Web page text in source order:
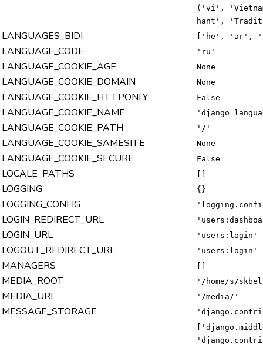
('vi',
hant',
LANGUAGES_BIDI ['he', 'ar',
LANGUAGE_CODE 'ru'
LANGUAGE_COOKIE_AGE None
LANGUAGE_COOKIE_DOMAIN None
LANGUAGE_COOKIE_HTTPONLY False
LANGUAGE_COOKIE_NAME
LANGUAGE_COOKIE_PATH '/'
LANGUAGE_COOKIE_SAMESITE None
LANGUAGE_COOKIE_SECURE False
LOCALE_PATHS
LOGGING {}
LOGGING_CONFIG
LOGIN_REDIRECT_URL
LOGIN_URL 'users:login'
LOGOUT_REDIRECT_URL 'users:login'
MANAGERS
MEDIA_ROOT '/home/s/
MEDIA_URL '/media/'
MESSAGE_STORAGE